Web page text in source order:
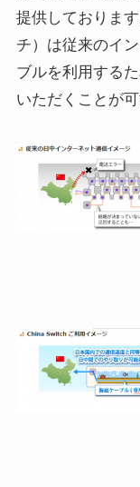
提供しておりま
チ）は従来のイ
ブルを利用する
いただくことが可